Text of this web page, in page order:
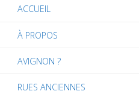
ACCUEIL
À PROPOS
AVIGNON ?
RUES ANCIENNES